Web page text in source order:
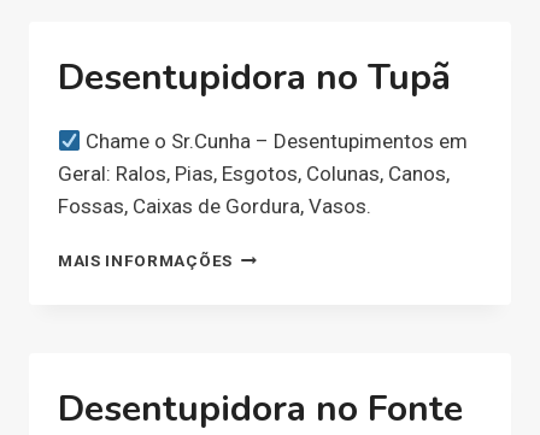
Desentupidora no Tupã
Chame o Sr.Cunha – Desentupimentos em
Geral: Ralos, Pias, Esgotos, Colunas, Canos,
Fossas, Caixas de Gordura, Vasos.
MAIS INFORMAÇÕESDESENTUPIDORA
Desentupidora no Fonte